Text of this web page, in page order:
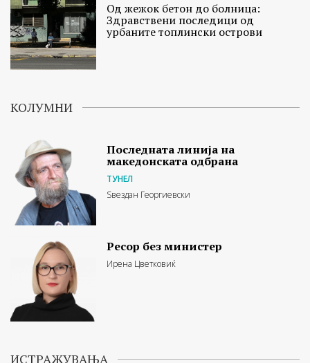
Од жежок бетон до болница:
Здравствени последици од
урбаните топлински острови
КОЛУМНИ
Последната линија на
македонската одбрана
ТУНЕЛ
Ѕвездан Георгиевски
Ресор без министер
Ирена Цветковиќ
ИСТРАЖУВАЊА